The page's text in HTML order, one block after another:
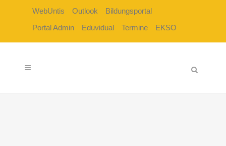
WebUntis Outlook
Bildungsportal
Portal Admin
Eduvidual Termine EKSO